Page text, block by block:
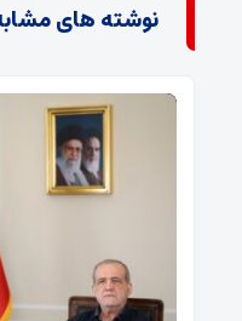
نوشته های